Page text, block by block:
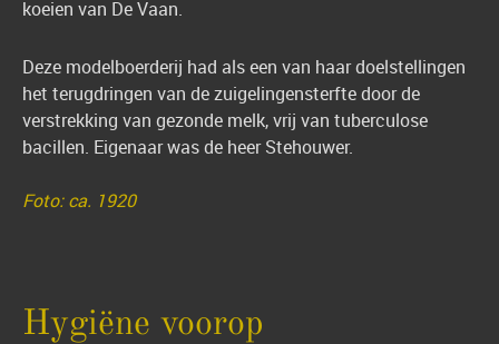
koeien van De Vaan.
Deze modelboerderij had als een van haar doelstellingen
het terugdringen van de zuigelingensterfte door de
verstrekking van gezonde melk, vrij van tuberculose
bacillen. Eigenaar was de heer Stehouwer.
Foto: ca. 1920
Hygiëne voorop